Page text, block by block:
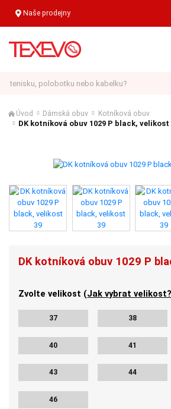
Naše prodejny
Úvod Dámská obuv Kotníková obuv
DK kotníková obuv 1029 P black, velikost
DK kotníková obuv 1029 P
Zvolte velikost (Jak vybrat
37 38
40 41
43 44
46